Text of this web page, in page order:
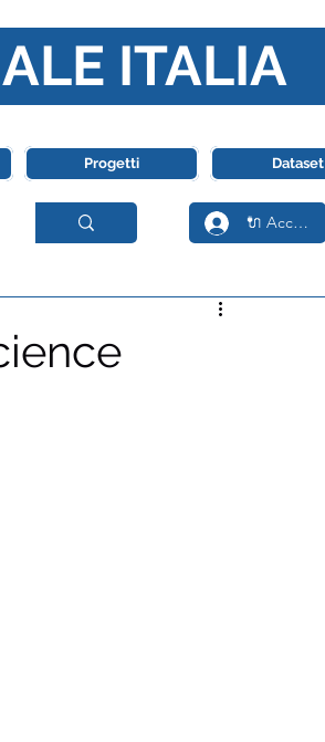
ITALIA
Progetti Dataset
🔌 Accedi